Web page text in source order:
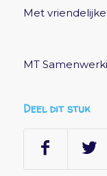
Met
MT
Deel dit stuk